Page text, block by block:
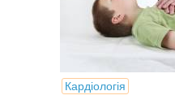
Кардіологія